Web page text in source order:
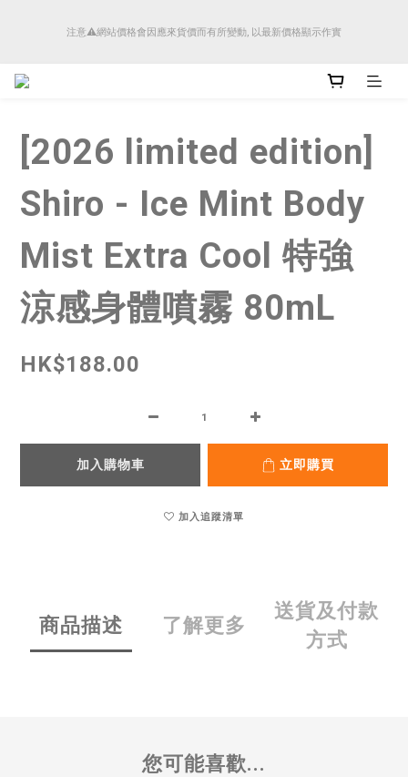
注意⚠️網站價格會因應來貨價而有所變動, 以最新價格顯示作實
順豐香港將於4月14日起減少SMS短訊發送, 所有快件自取訊息通知將全部改為透過官
[2026 limited edition]
Shiro - Ice Mint Body
Mist Extra Cool 特強
涼感身體噴霧 80mL
HK$188.00
加入購物車 立即購買
加入追蹤清單
商品描述 了解更多
送貨及付款
方式
您可能喜歡...